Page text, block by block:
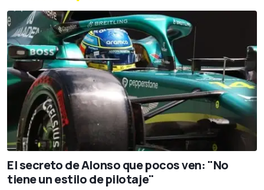
El secreto de Alonso que pocos ven: "No
tiene un estilo de pilotaje"